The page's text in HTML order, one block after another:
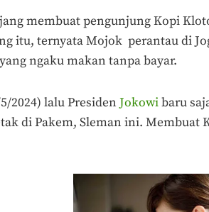
membuat pengunjung Kopi
itu, ternyata Mojok perantau di
ngaku makan tanpa bayar.
2024) lalu Presiden Jokowibaru
di Pakem, Sleman ini.